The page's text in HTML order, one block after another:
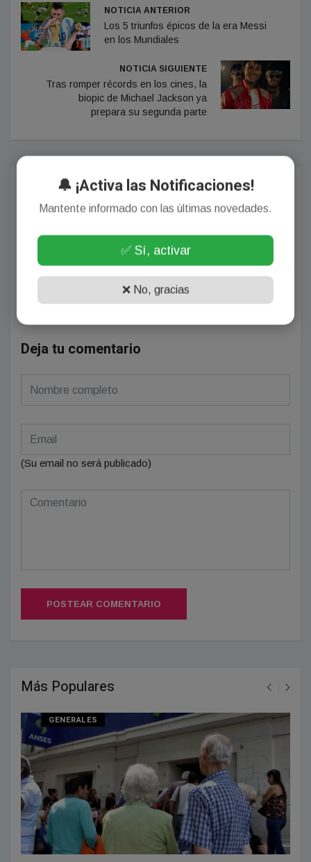
NOTICIA ANTERIOR
Los 5 triunfos épicos de la era Messi
en los Mundiales
NOTICIA SIGUIENTE
Tras romper récords en los cines, la
biopic de Michael Jackson ya
prepara su segunda parte
Comentarios
¡Sin comentarios aún!
Se el primero en comentar este artículo.
Deja tu comentario
(Su email no será publicado)
POSTEAR COMENTARIO
Más Populares
GENERALES
🔔 ¡Activa las Notificaciones!
Mantente informado con las últimas novedades.
✅ Sí, activar
❌ No, gracias